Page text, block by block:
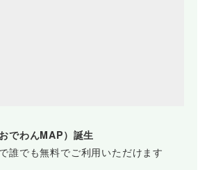
でわんMAP）誕生
誰でも無料でご利用いただけます